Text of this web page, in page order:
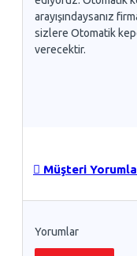
arayışındaysanız
sizlere Otomatik
verecektir.
Müşteri
Yorumlar